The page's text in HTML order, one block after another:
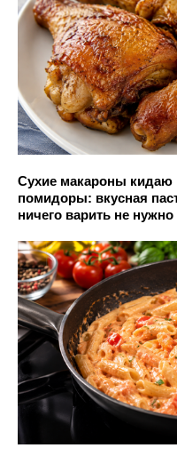
Сухие макароны кидаю
помидоры: вкусная
ничего варить не нужно